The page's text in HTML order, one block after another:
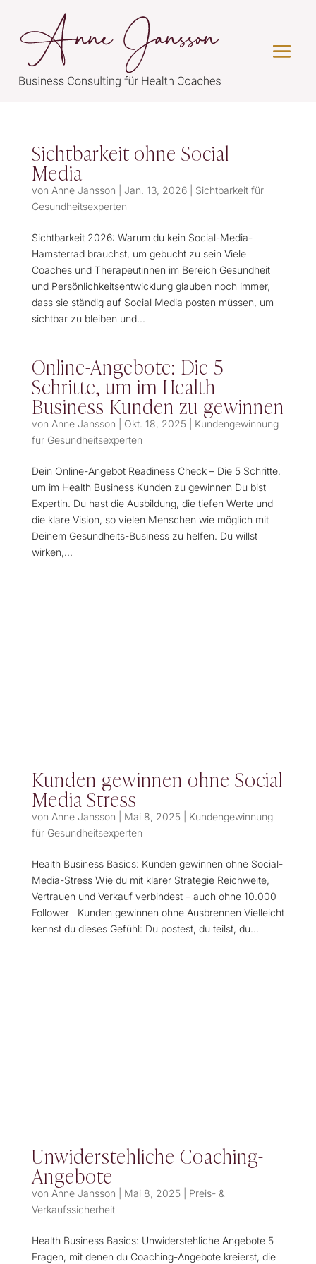
Sichtbarkeit ohne Social
Media
von Anne Jansson Jan. 13, 2026| Sichtbarkeit für
Gesundheitsexperten
Sichtbarkeit 2026: Warum du kein Social-Media-
Hamsterrad brauchst, um gebucht zu sein Viele
Coaches und Therapeutinnen im Bereich Gesundheit
und Persönlichkeitsentwicklung glauben noch immer,
dass sie ständig auf Social Media posten müssen, um
sichtbar zu bleiben und...
Online-Angebote: Die 5
Schritte, um im Health
Business Kunden zu gewinnen
von Anne Jansson Okt. 18, 2025| Kundengewinnung
für Gesundheitsexperten
Dein Online-Angebot Readiness Check – Die 5 Schritte,
um im Health Business Kunden zu gewinnen Du bist
Expertin. Du hast die Ausbildung, die tiefen Werte und
die klare Vision, so vielen Menschen wie möglich mit
Deinem Gesundheits-Business zu helfen. Du willst
wirken,...
Kunden gewinnen ohne Social
Media Stress
von Anne Jansson Mai 8, 2025| Kundengewinnung
für Gesundheitsexperten
Health Business Basics: Kunden gewinnen ohne Social-
Media-Stress Wie du mit klarer Strategie Reichweite,
Vertrauen und Verkauf verbindest – auch ohne 10.000
Follower Kunden gewinnen ohne Ausbrennen Vielleicht
kennst du dieses Gefühl: Du postest, du teilst, du...
Unwiderstehliche Coaching-
Angebote
von Anne Jansson Mai 8, 2025| Preis- &
Verkaufssicherheit
Health Business Basics: Unwiderstehliche Angebote 5
Fragen, mit denen du Coaching-Angebote kreierst, die